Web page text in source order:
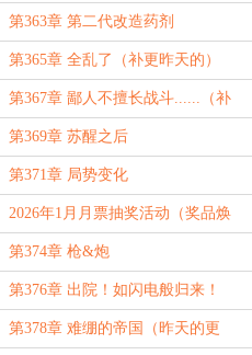
第363章 第二代改造药剂
第365章 全乱了（补更昨天的）
第367章 鄙人不擅长战斗......（补
更）
第369章 苏醒之后
第371章 局势变化
2026年1月月票抽奖活动（奖品焕
新）~
第374章 枪&炮
第376章 出院！如闪电般归来！
第378章 难绷的帝国（昨天的更